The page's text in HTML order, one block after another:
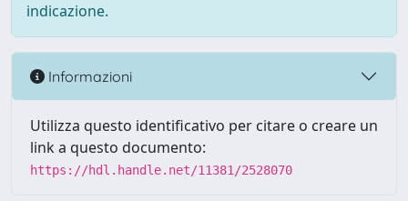
indicazione.
Informazioni
Utilizza questo identificativo per citare o creare un
link a questo documento:
https://hdl.handle.net/11381/2528070